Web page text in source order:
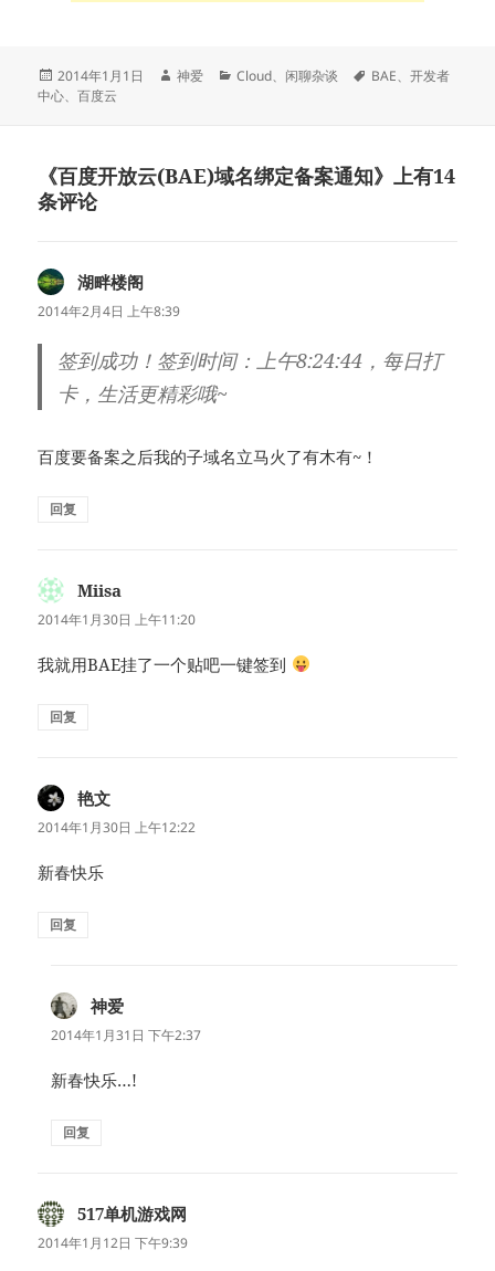
发
布
2014年1月1日
作
神爱
分
Cloud、 闲聊杂谈
标
BAE、开发者
中心、百度云
《百度开放云(BAE)域名绑定备案通知》上有14
条评论
湖畔楼阁
道：
2014年2月4日 上午8:39
签到成功！签到时间：上午8:24:44，每日打
卡，生活更精彩哦~
百度要备案之后我的子域名立马火了有木有~！
回复
Miisa
道：
2014年1月30日 上午11:20
我就用BAE挂了一个贴吧一键签到
回复
艳文
道：
2014年1月30日 上午12:22
新春快乐
回复
神爱
道：
2014年1月31日 下午2:37
新春快乐…!
回复
517单机游戏网
道：
2014年1月12日 下午9:39